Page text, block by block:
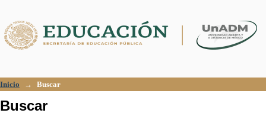
Inicio → Buscar
Buscar